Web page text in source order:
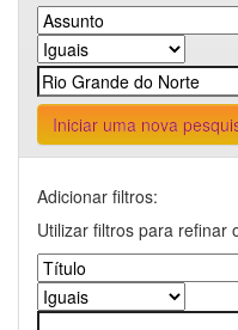
Iniciar uma nova
Adicionar filtros:
Utilizar filtros para refinar